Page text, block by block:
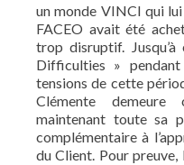
un monde VINCI qui
FACEO avait été
trop disruptif.
Difficulties »
tensions de cette
Clémente
maintenant toute sa
complémentaire à
du Client. Pour